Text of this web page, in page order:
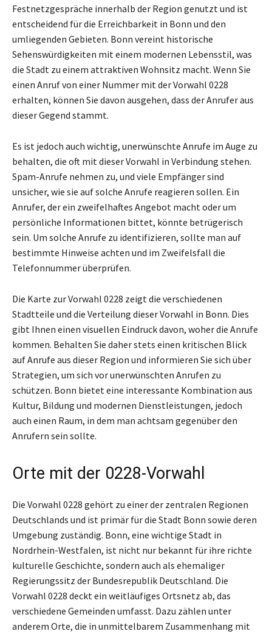
Festnetzgespräche innerhalb der Region genutzt und ist
entscheidend für die Erreichbarkeit in Bonn und den
umliegenden Gebieten. Bonn vereint historische
Sehenswürdigkeiten mit einem modernen Lebensstil, was
die Stadt zu einem attraktiven Wohnsitz macht. Wenn Sie
einen Anruf von einer Nummer mit der Vorwahl 0228
erhalten, können Sie davon ausgehen, dass der Anrufer aus
dieser Gegend stammt.
Es ist jedoch auch wichtig, unerwünschte Anrufe im Auge zu
behalten, die oft mit dieser Vorwahl in Verbindung stehen.
Spam-Anrufe nehmen zu, und viele Empfänger sind
unsicher, wie sie auf solche Anrufe reagieren sollen. Ein
Anrufer, der ein zweifelhaftes Angebot macht oder um
persönliche Informationen bittet, könnte betrügerisch
sein. Um solche Anrufe zu identifizieren, sollte man auf
bestimmte Hinweise achten und im Zweifelsfall die
Telefonnummer überprüfen.
Die Karte zur Vorwahl 0228 zeigt die verschiedenen
Stadtteile und die Verteilung dieser Vorwahl in Bonn. Dies
gibt Ihnen einen visuellen Eindruck davon, woher die Anrufe
kommen. Behalten Sie daher stets einen kritischen Blick
auf Anrufe aus dieser Region und informieren Sie sich über
Strategien, um sich vor unerwünschten Anrufen zu
schützen. Bonn bietet eine interessante Kombination aus
Kultur, Bildung und modernen Dienstleistungen, jedoch
auch einen Raum, in dem man achtsam gegenüber den
Anrufern sein sollte.
Orte mit der 0228-Vorwahl
Die Vorwahl 0228 gehört zu einer der zentralen Regionen
Deutschlands und ist primär für die Stadt Bonn sowie deren
Umgebung zuständig. Bonn, eine wichtige Stadt in
Nordrhein-Westfalen, ist nicht nur bekannt für ihre richte
kulturelle Geschichte, sondern auch als ehemaliger
Regierungssitz der Bundesrepublik Deutschland. Die
Vorwahl 0228 deckt ein weitläufiges Ortsnetz ab, das
verschiedene Gemeinden umfasst. Dazu zählen unter
anderem Orte, die in unmittelbarem Zusammenhang mit